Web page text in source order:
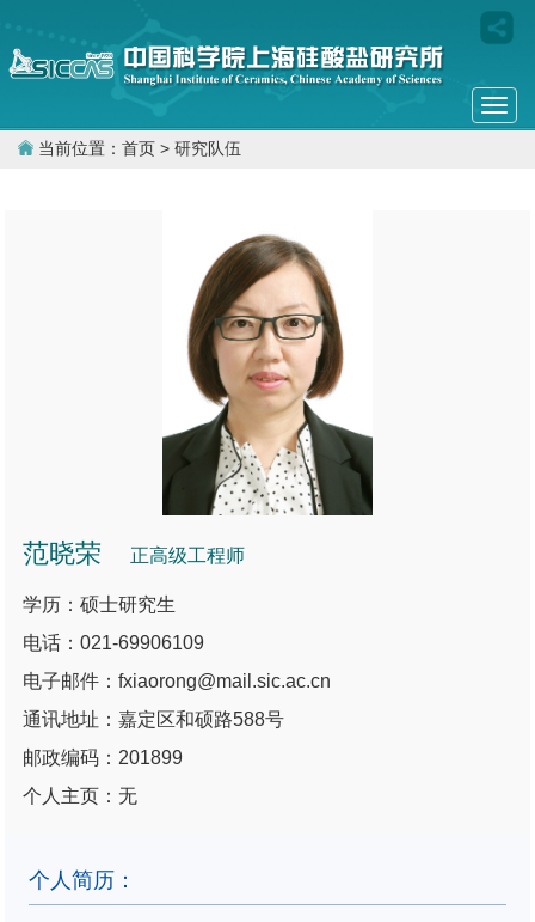
当前位置： 首页 > 研究队伍
范晓荣 正高级工程师
学历：硕士研究生
电话：021-69906109
电子邮件：fxiaorong@mail.sic.ac.cn
通讯地址：嘉定区和硕路588号
邮政编码：201899
个人主页：无
个人简历：